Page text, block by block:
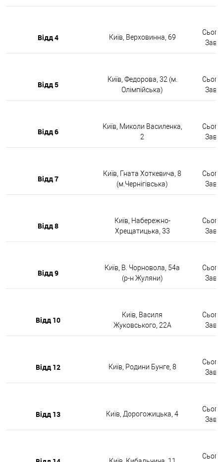
Відд 4 Київ, Верховинна, 69
Відд 5
Київ, Федорова, 32 (м.
Олімпійська)
Відд 6
Київ, Миколи Василенка,
2
Відд 7
Київ, Гната Хоткевича, 8
(м.Чернігівська)
Відд 8
Київ, Набережно-
Хрещатицька, 33
Відд 9
Київ, В. Чорновола, 54а
(р-н Жуляни)
Відд 10
Київ, Василя
Жуковського, 22А
Відд 12 Київ, Родини Бунге, 8
Відд 13 Київ, Дорогожицька, 4